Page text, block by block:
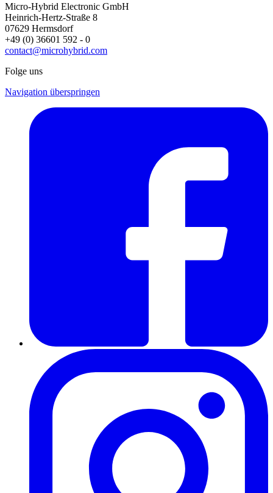
Micro-Hybrid Electronic GmbH
Heinrich-Hertz-Straße 8
07629 Hermsdorf
+49 (0) 36601 592 - 0
contact@microhybrid.com
Folge uns
Navigation überspringen